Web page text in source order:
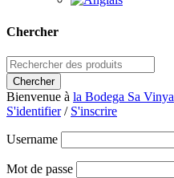
Chercher
Bienvenue à la Bodega Sa Vinya
S'identifier/ S'inscrire
Username
Mot de passe